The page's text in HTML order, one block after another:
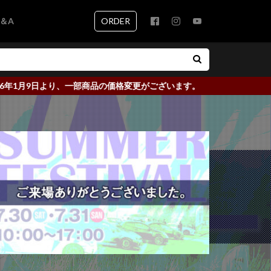
A ORDER
り、一部商品の価格変更がございます。